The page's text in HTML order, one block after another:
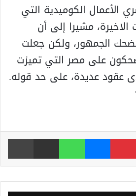
الأعمال الكوميدية التي
مشيرا إلى أن
الجمهور، ولكن جعلت
على مصر التي تميزت
عقود عديدة، على حد قوله.
لينكدإن بينتيريست ماسنجر واتساب مشاركة عبر البريد